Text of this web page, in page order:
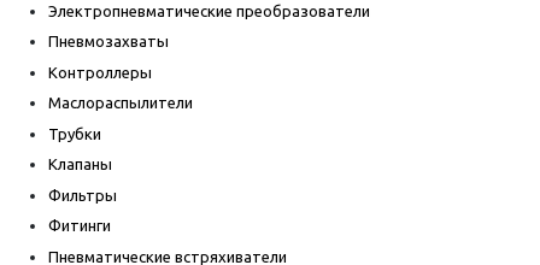
Электропневматические преобразователи
Пневмозахваты
Контроллеры
Маслораспылители
Трубки
Клапаны
Фильтры
Фитинги
Пневматические встряхиватели